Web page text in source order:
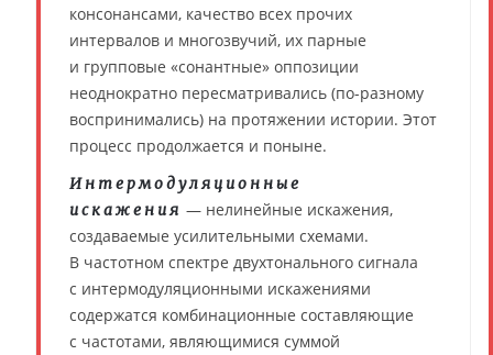
консонансами, качество всех прочих
интервалов и многозвучий, их парные
и групповые «сонантные» оппозиции
неоднократно пересматривались (по-разному
воспринимались) на протяжении истории. Этот
процесс продолжается и поныне.
Интермодуляционные
искажения — нелинейные искажения,
создаваемые усилительными схемами.
В частотном спектре двухтонального сигнала
с интермодуляционными искажениями
содержатся комбинационные составляющие
с частотами, являющимися суммой